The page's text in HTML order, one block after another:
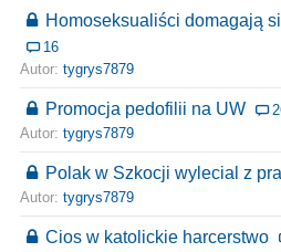
Homoseksualiści domagają
16
Autor: tygrys7879
Promocja pedofilii na UW
Autor: tygrys7879
Polak w Szkocji wylecial z
Autor: tygrys7879
Cios w katolickie harcerstwo